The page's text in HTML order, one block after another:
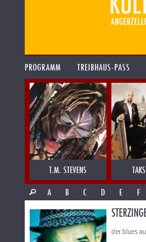
PROGRAMM TREIBHAUS-PASS
T.M. STEVENS
A
B C D E F
der blues